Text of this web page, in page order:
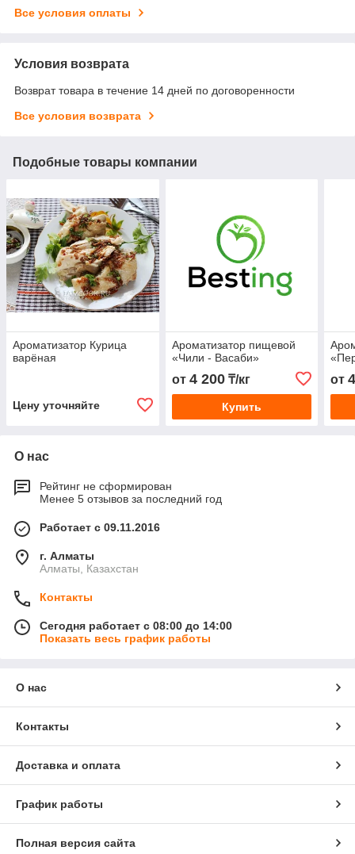
Все условия оплаты
Условия возврата
Возврат товара в течение 14 дней по договоренности
Все условия возврата
Подобные товары компании
Ароматизатор Курица
варёная
Цену уточняйте
Ароматизатор пищевой
«Чили - Васаби»
от 4 200₸/кг
Купить
от
О нас
Рейтинг не сформирован
Менее 5 отзывов за последний год
Работает с 09.11.2016
г. Алматы
Алматы, Казахстан
Контакты
Сегодня работает с 08:00 до 14:00
Показать весь график работы
О нас
Контакты
Доставка и оплата
График работы
Полная версия сайта